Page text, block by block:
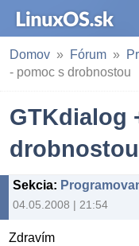
Domov Fórum
- pomoc s drobnostou
GTKdialog
drobnostou
Sekcia:
04.05.2008 | 21:54
Zdravím